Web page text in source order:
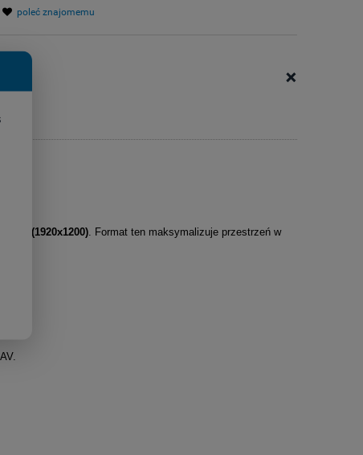
poleć znajomemu
+
(1920x1200) . Format ten maksymalizuje przestrzeń w